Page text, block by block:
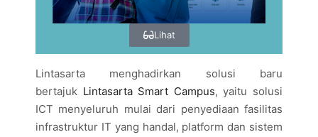
Lihat
Lintasarta menghadirkan solusi baru
bertajuk Lintasarta Smart Campus, yaitu solusi
ICT menyeluruh mulai dari penyediaan fasilitas
infrastruktur IT yang handal, platform dan sistem